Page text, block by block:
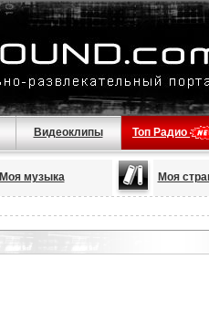
Видеоклипы Топ Радио
Моя музыка Моя